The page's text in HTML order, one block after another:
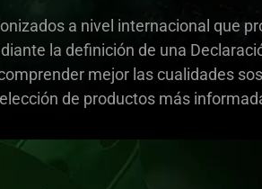
a nivel internacional que
la definición de una
mejor las cualidades
de productos más